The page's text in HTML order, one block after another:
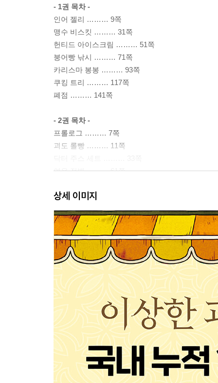
- 1권 목차 -
인어 젤리 ……… 9쪽
맹수 비스킷 ……… 31쪽
헌티드 아이스크림 ……… 51쪽
붕어빵 낚시 ……… 71쪽
카리스마 봉봉 ……… 93쪽
쿠킹 트리 ……… 117쪽
폐점 ……… 141쪽
- 2권 목차 -
프롤로그 ……… 7쪽
괴도 롤빵 ……… 11쪽
여우 전병 ……… 61쪽
복수 딱지 ……… 107쪽
손님 초대 홍차 ……… 125쪽
에필로그 ……… 151쪽
- 3권 목차 -
프롤로그 ………… 7
자장자장 모나카 ………… 13
자동 응답 달팽이 스티커 ………… 35
소원 전병 ………… 57
주름 탱탱 매실장아찌 ………… 73
형제 떡꼬치 ………… 99
미라 에이드 ………… 121
에필로그 ………… 145
- 4권 목차 -
상세 이미지